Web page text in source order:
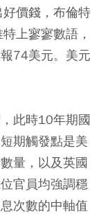
價錢，布倫特
上寥寥數語，
74美元。美元
此時10年期國
期觸發點是美
量，以及英國
官員均強調穩
次數的中軸值